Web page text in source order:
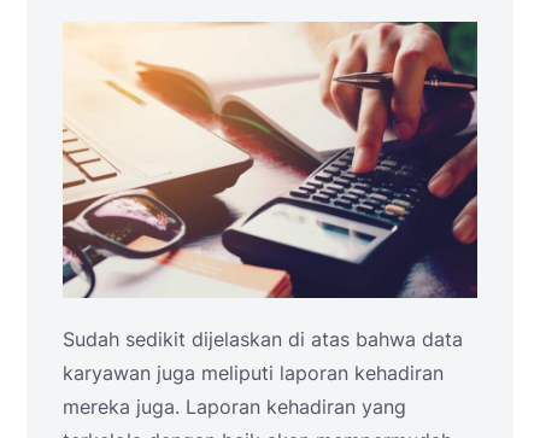
Sudah sedikit dijelaskan di atas bahwa data
karyawan juga meliputi laporan kehadiran
mereka juga. Laporan kehadiran yang